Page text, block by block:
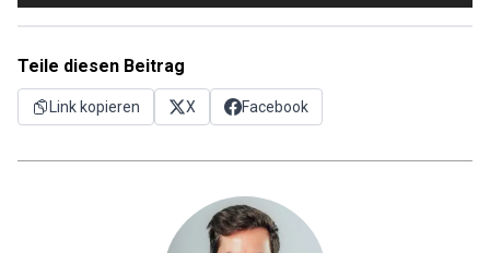
Teile diesen Beitrag
Link kopieren X Facebook